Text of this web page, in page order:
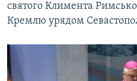
святого Климента
Кремлю урядом